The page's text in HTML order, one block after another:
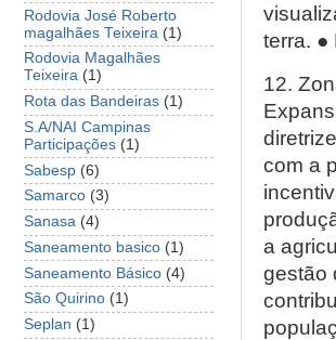
terra. ●
12.
com a
a
gestão
Rodovia José Roberto
magalhães Teixeira (1)
Rodovia Magalhães
Teixeira (1)
Rota das Bandeiras (1)
S.A/NAI Campinas
Participações (1)
Sabesp (6)
Samarco (3)
Sanasa (4)
Saneamento basico (1)
Saneamento Básico (4)
São Quirino (1)
Seplan (1)